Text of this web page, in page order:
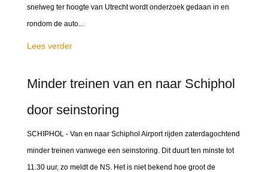
snelweg ter hoogte van Utrecht wordt onderzoek gedaan in en
rondom de auto...
Lees verder
Minder treinen van en naar Schiphol
door seinstoring
SCHIPHOL - Van en naar Schiphol Airport rijden zaterdagochtend
minder treinen vanwege een seinstoring. Dit duurt ten minste tot
11.30 uur, zo meldt de NS. Het is niet bekend hoe groot de